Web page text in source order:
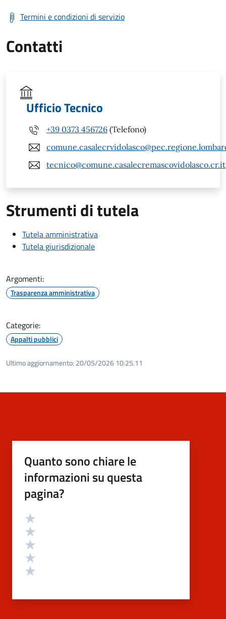
Termini e condizioni di servizio
Contatti
Ufficio Tecnico
+39 0373 456726 (Telefono)
tecnico@comune.casalecremascovidolasco.cr.it
Strumenti di tutela
Tutela amministrativa
Tutela giurisdizionale
Argomenti:
Trasparenza amministrativa
Categorie:
Appalti pubblici
Ultimo aggiornamento: 20/05/2026 10:25.11
Quanto sono chiare le
informazioni su questa
pagina?
Valutazione